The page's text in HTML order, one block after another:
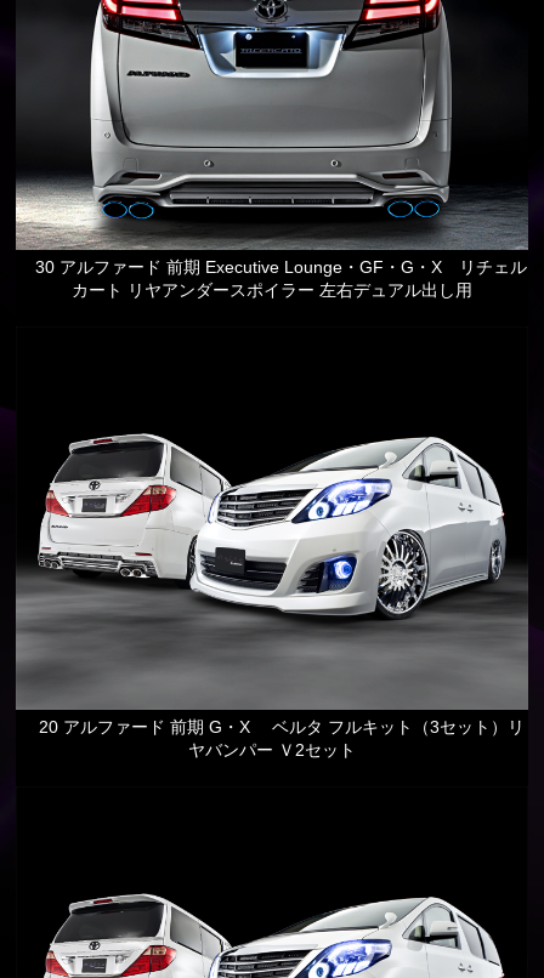
30 アルファード 前期 Executive Lounge・GF・G・X リチェル
カート リヤアンダースポイラー 左右デュアル出し用
20 アルファード 前期 G・X ベルタ フルキット（3セット）リ
ヤバンパー Ｖ2セット